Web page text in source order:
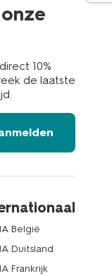
10%
de laatste
België
Duitsland
Frankrijk